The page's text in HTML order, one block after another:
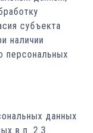
субъекта
наличии
персональных
данных
в п. 2.3.